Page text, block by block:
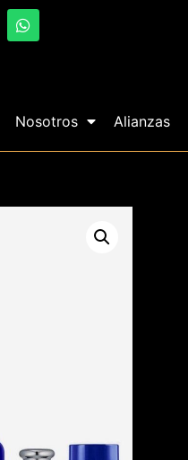
Nosotros Alianzas